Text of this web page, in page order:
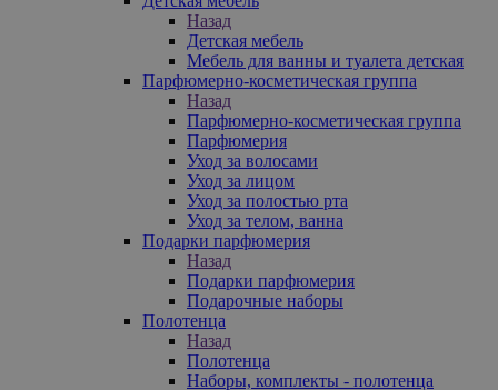
Назад
Детская мебель
Мебель для ванны и туалета детская
Парфюмерно-косметическая группа
Назад
Парфюмерно-косметическая группа
Парфюмерия
Уход за волосами
Уход за лицом
Уход за полостью рта
Уход за телом, ванна
Подарки парфюмерия
Назад
Подарки парфюмерия
Подарочные наборы
Полотенца
Назад
Полотенца
Наборы, комплекты - полотенца